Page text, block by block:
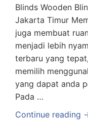
Blinds Wooden
Jakarta Timur
juga membuat
menjadi lebih
terbaru yang
memilih
yang dapat anda
Pada …
Continue reading